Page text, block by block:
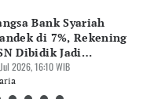
Bank Syariah
di 7%, Rekening
Dibidik Jadi
2026, 16:10 WIB